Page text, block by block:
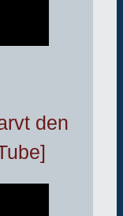
den